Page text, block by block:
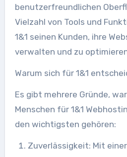
benutzerfreundlichen
Vielzahl von Tools und
1&1 seinen Kunden, ihre
verwalten und zu
Warum sich für 1&1
Es gibt mehrere Gründe,
Menschen für 1&1
den wichtigsten gehören:
Zuverlässigkeit: Mit einer hochmodernen